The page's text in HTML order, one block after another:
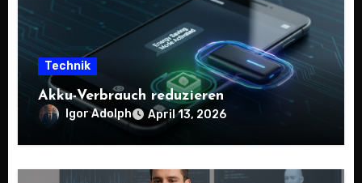
Technik
Akku-Verbrauch reduzieren
Igor Adolph April 13, 2026